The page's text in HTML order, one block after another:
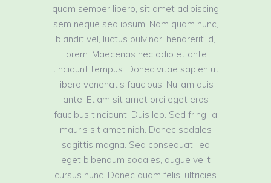
quam semper libero, sit amet adipiscing
sem neque sed ipsum. Nam quam nunc,
blandit vel, luctus pulvinar, hendrerit id,
lorem. Maecenas nec odio et ante
tincidunt tempus. Donec vitae sapien ut
libero venenatis faucibus. Nullam quis
ante. Etiam sit amet orci eget eros
faucibus tincidunt. Duis leo. Sed fringilla
mauris sit amet nibh. Donec sodales
sagittis magna. Sed consequat, leo
eget bibendum sodales, augue velit
cursus nunc. Donec quam felis, ultricies